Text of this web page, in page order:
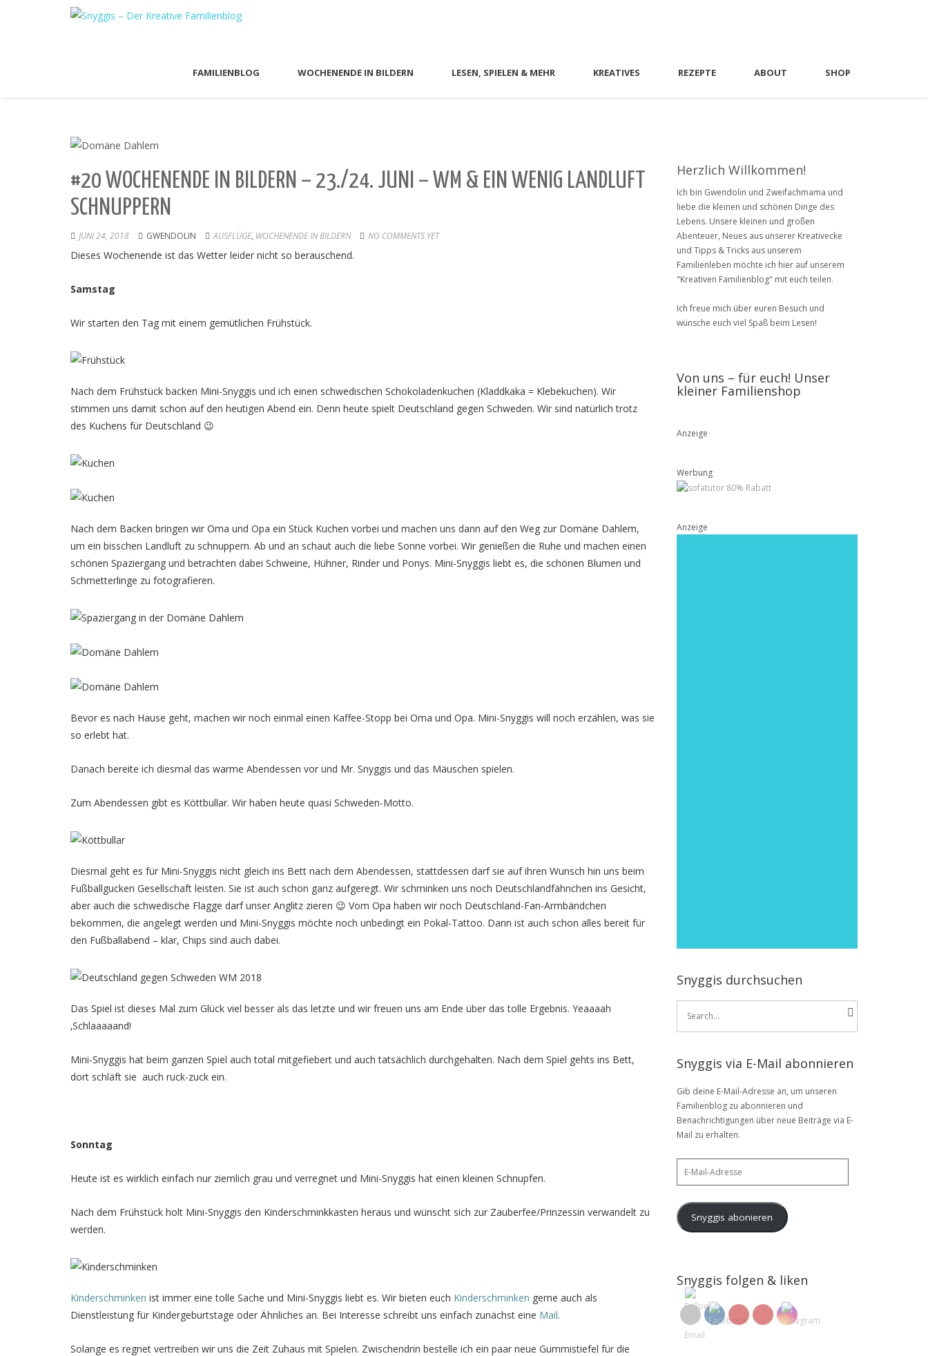
FAMILIENBLOG WOCHENENDE IN BILDERN LESEN, SPIELEN & MEHR KREATIVES REZEPTE ABOUT SHOP
#20 WOCHENENDE IN BILDERN – 23./24. JUNI – WM & EIN WENIG LANDLUFT
SCHNUPPERN
JUNI 24, 2018 GWENDOLIN AUSFLÜGE, WOCHENENDE IN BILDERN NO COMMENTS YET
Dieses Wochenende ist das Wetter leider nicht so berauschend.
Samstag
Wir starten den Tag mit einem gemütlichen Frühstück.
Nach dem Frühstück backen Mini-Snyggis und ich einen schwedischen Schokoladenkuchen (Kladdkaka = Klebekuchen). Wir
stimmen uns damit schon auf den heutigen Abend ein. Denn heute spielt Deutschland gegen Schweden. Wir sind natürlich trotz
des Kuchens für Deutschland 😉
Nach dem Backen bringen wir Oma und Opa ein Stück Kuchen vorbei und machen uns dann auf den Weg zur Domäne Dahlem,
um ein bisschen Landluft zu schnuppern. Ab und an schaut auch die liebe Sonne vorbei. Wir genießen die Ruhe und machen einen
schönen Spaziergang und betrachten dabei Schweine, Hühner, Rinder und Ponys. Mini-Snyggis liebt es, die schönen Blumen und
Schmetterlinge zu fotografieren.
Bevor es nach Hause geht, machen wir noch einmal einen Kaffee-Stopp bei Oma und Opa. Mini-Snyggis will noch erzählen, was sie
so erlebt hat.
Danach bereite ich diesmal das warme Abendessen vor und Mr. Snyggis und das Mäuschen spielen.
Zum Abendessen gibt es Köttbullar. Wir haben heute quasi Schweden-Motto.
Diesmal geht es für Mini-Snyggis nicht gleich ins Bett nach dem Abendessen, stattdessen darf sie auf ihren Wunsch hin uns beim
Fußballgucken Gesellschaft leisten. Sie ist auch schon ganz aufgeregt. Wir schminken uns noch Deutschlandfähnchen ins Gesicht,
aber auch die schwedische Flagge darf unser Anglitz zieren 😉 Vom Opa haben wir noch Deutschland-Fan-Armbändchen
bekommen, die angelegt werden und Mini-Snyggis möchte noch unbedingt ein Pokal-Tattoo. Dann ist auch schon alles bereit für
den Fußballabend – klar, Chips sind auch dabei.
Das Spiel ist dieses Mal zum Glück viel besser als das letzte und wir freuen uns am Ende über das tolle Ergebnis. Yeaaaah
‚Schlaaaaand!
Mini-Snyggis hat beim ganzen Spiel auch total mitgefiebert und auch tatsächlich durchgehalten. Nach dem Spiel gehts ins Bett,
dort schläft sie auch ruck-zuck ein.
Sonntag
Heute ist es wirklich einfach nur ziemlich grau und verregnet und Mini-Snyggis hat einen kleinen Schnupfen.
Nach dem Frühstück holt Mini-Snyggis den Kinderschminkkasten heraus und wünscht sich zur Zauberfee/Prinzessin verwandelt zu
werden.
Kinderschminken ist immer eine tolle Sache und Mini-Snyggis liebt es. Wir bieten euch Kinderschminken gerne auch als
Dienstleistung für Kindergeburtstage oder Ähnliches an. Bei Interesse schreibt uns einfach zunächst eine Mail.
Solange es regnet vertreiben wir uns die Zeit Zuhaus mit Spielen. Zwischendrin bestelle ich ein paar neue Gummistiefel für die
Herzlich Willkommen!
Ich bin Gwendolin und Zweifachmama und
liebe die kleinen und schönen Dinge des
Lebens. Unsere kleinen und großen
Abenteuer, Neues aus unserer Kreativecke
und Tipps & Tricks aus unserem
Familienleben möchte ich hier auf unserem
"Kreativen Familienblog" mit euch teilen.
Ich freue mich über euren Besuch und
wünsche euch viel Spaß beim Lesen!
Von uns – für euch! Unser
kleiner Familienshop
Anzeige
Werbung
Anzeige
Snyggis durchsuchen
Search
Snyggis via E-Mail abonnieren
Gib deine E-Mail-Adresse an, um unseren
Familienblog zu abonnieren und
Benachrichtigungen über neue Beiträge via E-
Mail zu erhalten.
Snyggis abonieren
Snyggis folgen & liken